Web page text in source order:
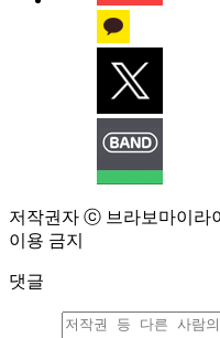
저작권자 ⓒ 브라보마이라
이용 금지
댓글